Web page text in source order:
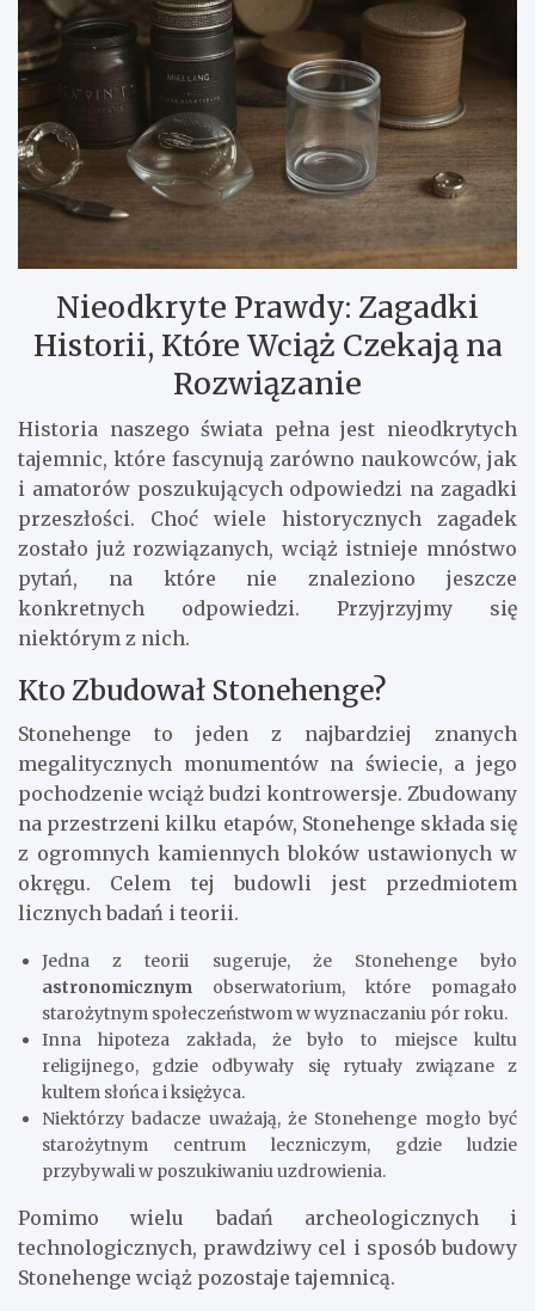
Nieodkryte Prawdy: Zagadki
Historii, Które Wciąż Czekają na
Rozwiązanie
Historia naszego świata pełna jest nieodkrytych
tajemnic, które fascynują zarówno naukowców, jak
i amatorów poszukujących odpowiedzi na zagadki
przeszłości. Choć wiele historycznych zagadek
zostało już rozwiązanych, wciąż istnieje mnóstwo
pytań, na które nie znaleziono jeszcze
konkretnych odpowiedzi. Przyjrzyjmy się
niektórym z nich.
Kto Zbudował Stonehenge?
Stonehenge to jeden z najbardziej znanych
megalitycznych monumentów na świecie, a jego
pochodzenie wciąż budzi kontrowersje. Zbudowany
na przestrzeni kilku etapów, Stonehenge składa się
z ogromnych kamiennych bloków ustawionych w
okręgu. Celem tej budowli jest przedmiotem
licznych badań i teorii.
Jedna z teorii sugeruje, że Stonehenge było
astronomicznym obserwatorium, które pomagało
starożytnym społeczeństwom w wyznaczaniu pór roku.
Inna hipoteza zakłada, że było to miejsce kultu
religijnego, gdzie odbywały się rytuały związane z
kultem słońca i księżyca.
Niektórzy badacze uważają, że Stonehenge mogło być
starożytnym centrum leczniczym, gdzie ludzie
przybywali w poszukiwaniu uzdrowienia.
Pomimo wielu badań archeologicznych i
technologicznych, prawdziwy cel i sposób budowy
Stonehenge wciąż pozostaje tajemnicą.